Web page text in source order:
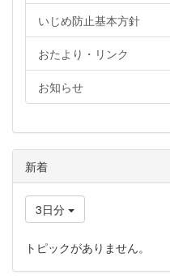
いじめ防止基本方針
おたより・リンク
お知らせ
新着
3日分
トピックがありません。